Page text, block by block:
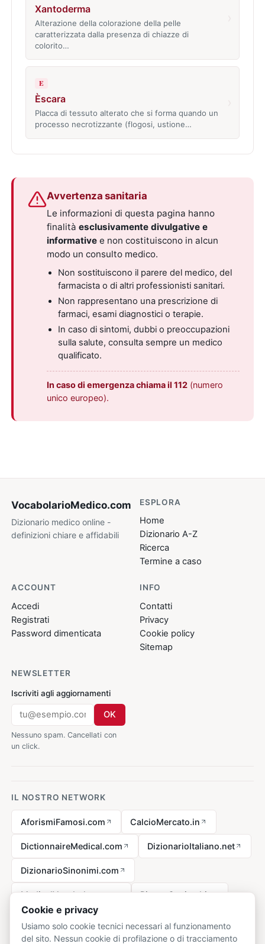
Xantoderma
Alterazione della colorazione della pelle
caratterizzata dalla presenza di chiazze di
colorito…
E
Èscara
Placca di tessuto alterato che si forma quando un
processo necrotizzante (flogosi, ustione…
Avvertenza sanitaria
Le informazioni di questa pagina hanno
finalitàesclusivamente divulgative e
informative e non costituiscono in alcun
modo un consulto medico.
Non sostituiscono il parere del medico, del
farmacista o di altri professionisti sanitari.
Non rappresentano una prescrizione di
farmaci, esami diagnostici o terapie.
In caso di sintomi, dubbi o preoccupazioni
sulla salute, consulta sempre un medico
qualificato.
In caso di emergenza chiama il 112 (numero
unico europeo).
VocabolarioMedico.com
Dizionario medico online -
definizioni chiare e affidabili
ESPLORA
Home
Dizionario A-Z
Ricerca
Termine a caso
ACCOUNT
Accedi
Registrati
Password dimenticata
INFO
Contatti
Privacy
Cookie policy
Sitemap
NEWSLETTER
Iscriviti agli aggiornamenti
OK
Nessuno spam. Cancellati con
un click.
IL NOSTRO NETWORK
AforismiFamosi.com CalcioMercato.in
DictionnaireMedical.com DizionarioItaliano.net
DizionarioSinonimi.com
MedicalVocabulary.org RicetteCucina.biz
Cookie e privacy
Usiamo solo cookie tecnici necessari al funzionamento
del sito. Nessun cookie di profilazione o di tracciamento